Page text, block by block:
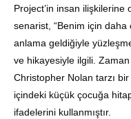
Project’in insan
senarist, “Benim için daha
anlama geldiğiyle
ve hikayesiyle ilgili.
Christopher Nolan tarzı
içindeki küçük çocuğa
ifadelerini kullanmıştır.